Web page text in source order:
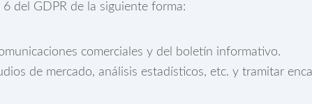
del GDPR de la siguiente forma:
comerciales y del boletín informativo.
de mercado, análisis estadísticos, etc. y tramitar